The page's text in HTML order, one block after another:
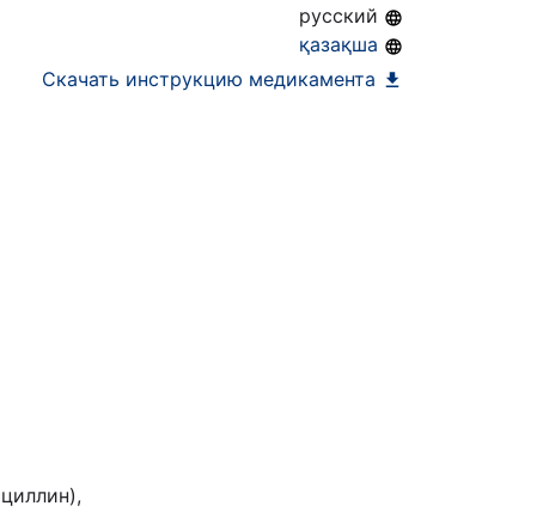
русский
қазақша
Скачать инструкцию медикамента